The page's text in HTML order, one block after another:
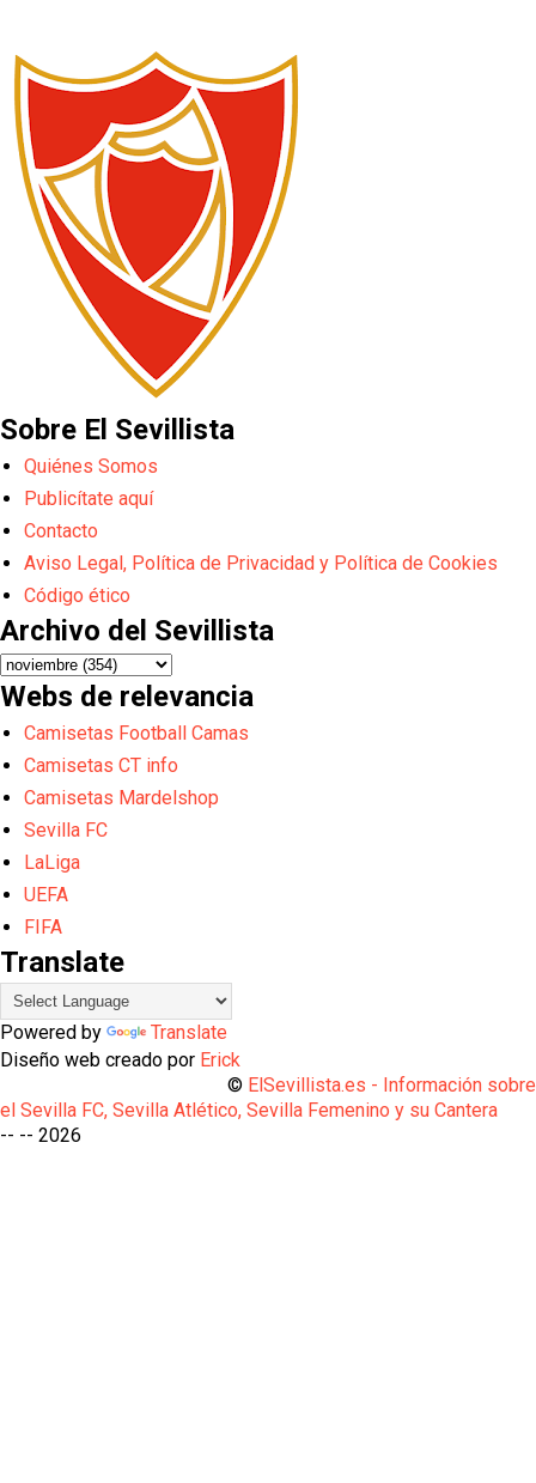
Sobre El Sevillista
Quiénes Somos
Publicítate aquí
Contacto
Aviso Legal, Política de Privacidad y Política de Cookies
Código ético
Archivo del Sevillista
Webs de relevancia
Camisetas Football Camas
Camisetas CT info
Camisetas Mardelshop
Sevilla FC
LaLiga
UEFA
FIFA
Translate
Powered by
Translate
Diseño web creado por Erick
© ElSevillista.es - Información sobre
el Sevilla FC, Sevilla Atlético, Sevilla Femenino y su Cantera
-- -- 2026